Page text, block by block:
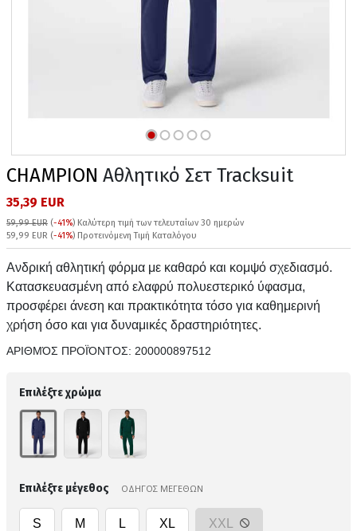
CHAMPION Αθλητικό Σετ Tracksuit
35,39 EUR
59,99 EUR (-41%) Καλύτερη τιμή των τελευταίων 30 ημερών
59,99 EUR (-41%) Προτεινόμενη Τιμή Καταλόγου
Ανδρική αθλητική φόρμα με καθαρό και κομψό σχεδιασμό.
Κατασκευασμένη από ελαφρύ πολυεστερικό ύφασμα,
προσφέρει άνεση και πρακτικότητα τόσο για καθημερινή
χρήση όσο και για δυναμικές δραστηριότητες.
ΑΡΙΘΜΌΣ ΠΡΟΪΌΝΤΟΣ: 200000897512
Επιλέξτε χρώμα
Επιλέξτε μέγεθος ΟΔΗΓΟΣ ΜΕΓΕΘΩΝ
S M L XL XXL